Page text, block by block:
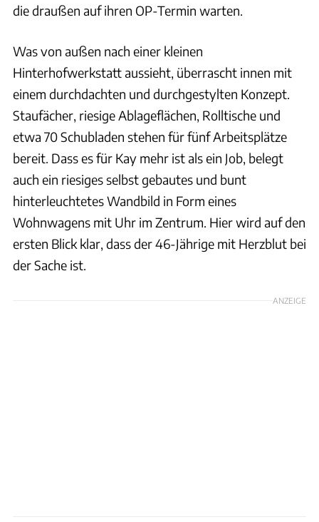
die draußen auf ihren OP-Termin warten.
Was von außen nach einer kleinen
Hinterhofwerkstatt aussieht, überrascht innen mit
einem durchdachten und durchgestylten Konzept.
Staufächer, riesige Ablageflächen, Rolltische und
etwa 70 Schubladen stehen für fünf Arbeitsplätze
bereit. Dass es für Kay mehr ist als ein Job, belegt
auch ein riesiges selbst gebautes und bunt
hinterleuchtetes Wandbild in Form eines
Wohnwagens mit Uhr im Zentrum. Hier wird auf den
ersten Blick klar, dass der 46-Jährige mit Herzblut bei
der Sache ist.
ANZEIGE